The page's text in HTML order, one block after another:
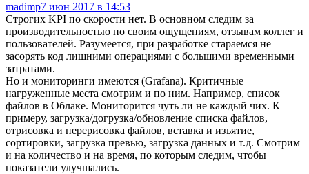
madimp7 июн 2017 в 14:53
Строгих KPI по скорости нет. В основном следим за
производительностью по своим ощущениям, отзывам коллег и
пользователей. Разумеется, при разработке стараемся не
засорять код лишними операциями с большими временными
затратами.
Но и мониторинги имеются (Grafana). Критичные
нагруженные места смотрим и по ним. Например, список
файлов в Облаке. Мониторится чуть ли не каждый чих. К
примеру, загрузка/догрузка/обновление списка файлов,
отрисовка и перерисовка файлов, вставка и изъятие,
сортировки, загрузка превью, загрузка данных и т.д. Смотрим
и на количество и на время, по которым следим, чтобы
показатели улучшались.